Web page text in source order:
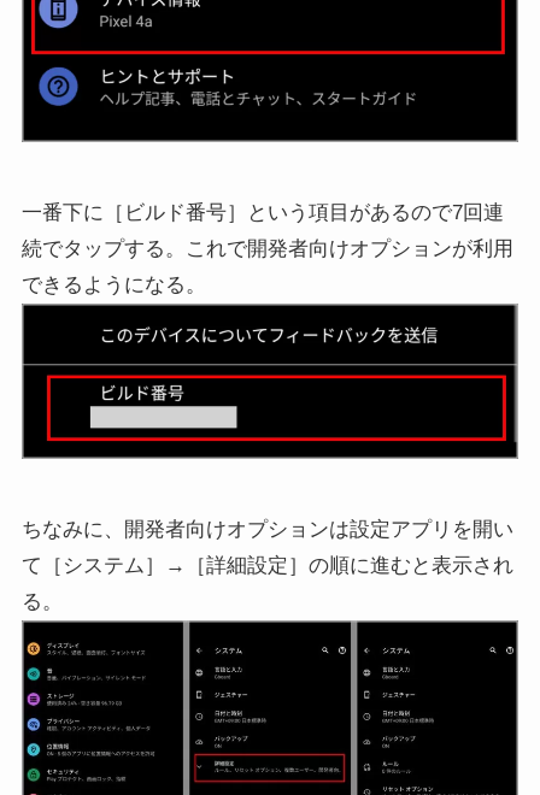
一番下に［ビルド番号］という項目があるので7回連
続でタップする。これで開発者向けオプションが利用
できるようになる。
ちなみに、開発者向けオプションは設定アプリを開い
て［システム］→［詳細設定］の順に進むと表示され
る。